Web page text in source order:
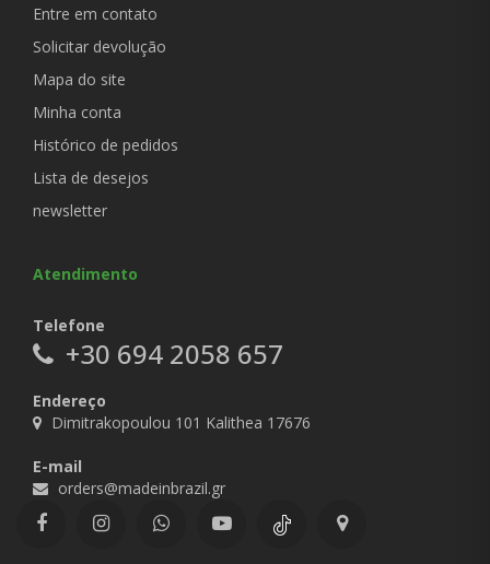
Entre em contato
Solicitar devolução
Mapa do site
Minha conta
Histórico de pedidos
Lista de desejos
newsletter
Atendimento
Telefone
+30 694 2058 657
Endereço
Dimitrakopoulou 101 Kalithea 17676
E-mail
orders@madeinbrazil.gr